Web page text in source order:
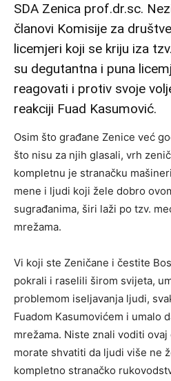
SDA Zenica prof.dr.sc.
članovi Komisije za
licemjeri koji se kriju iza
su degutantna i puna
reagovati i protiv svoje
reakciji Fuad Kasumović.
Osim što građane Zenice već
što nisu za njih glasali, vrh
kompletnu je stranačku
mene i ljudi koji žele dobro
sugrađanima, širi laži po tzv.
mrežama.
Vi koji ste Zeničane i čestite
pokrali i raselili širom svijeta,
problemom iseljavanja ljudi,
Fuadom Kasumovićem i umalo
mrežama. Niste znali voditi
morate shvatiti da ljudi više ne
kompletno stranačko